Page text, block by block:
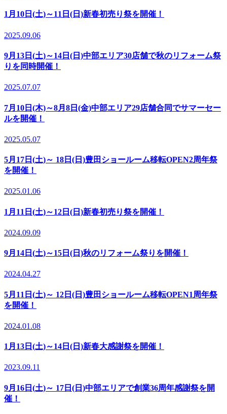
1月10日(土)～11日(日)新春初売り祭を開催！
2025.09.06
9月13日(土)～14日(日)中部エリア30店舗で秋のリフォーム祭
りを同時開催！
2025.07.07
7月10日(木)～8月8日(金)中部エリア29店舗合同でサマーセー
ルを開催！
2025.05.07
5月17日(土)～ 18日(日)豊田ショールーム移転OPEN2周年祭
を開催！
2025.01.06
1月11日(土)～12日(日)新春初売り祭を開催！
2024.09.09
9月14日(土)～15日(日)秋のリフォーム祭りを開催！
2024.04.27
5月11日(土)～ 12日(日)豊田ショールーム移転OPEN1周年祭
を開催！
2024.01.08
1月13日(土)～14日(日)新春大感謝祭を開催！
2023.09.11
9月16日(土)～ 17日(日)中部エリアで創業36周年感謝祭を開
催！